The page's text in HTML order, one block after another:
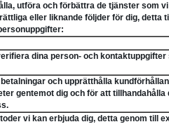
utföra och förbättra de tjänster som
eller liknande följder för dig,
dina person- och
och upprätthålla
gentemot dig och för att
vi kan erbjuda dig, detta genom till